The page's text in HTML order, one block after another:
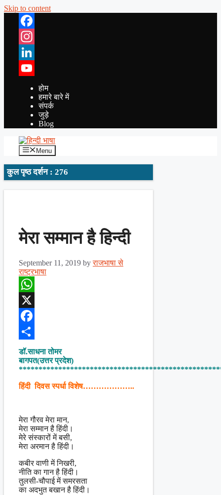
Skip to content
Facebook
Instagram
LinkedIn
YouTube
होम
हमारे बारे में
संपर्क
जुड़े
Blog
Menu
कुल पृष्ठ दर्शन : 276
मेरा सम्मान है हिन्दी
September 11, 2019 byराजभाषा से
राष्ट्रभाषा
WhatsApp
X
Facebook
Share
डॉ.साधना तोमर
बागपत(उत्तर प्रदेश)
हिंदी दिवस स्पर्धा विशेष………………..
मेरा गौरव मेरा मान,
मेरा सम्मान है हिंदी।
मेरे संस्कारों में बसी,
मेरा अरमान है हिंदी।
कबीर वाणी में निखरी,
नीति का गान है हिंदी।
तुलसी-चौपाई में समरसता
का अदभुत बखान है हिंदी।